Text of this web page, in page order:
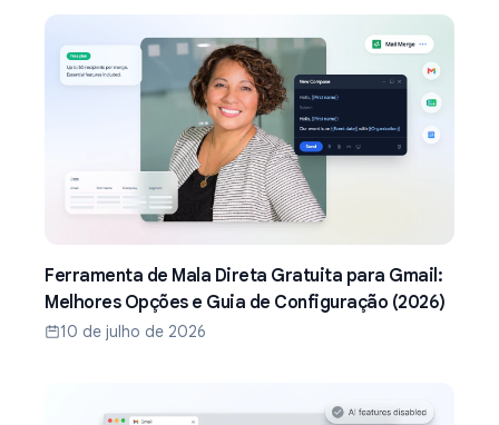
Ferramenta de Mala Direta Gratuita para Gmail:
Melhores Opções e Guia de Configuração (2026)
10 de julho de 2026